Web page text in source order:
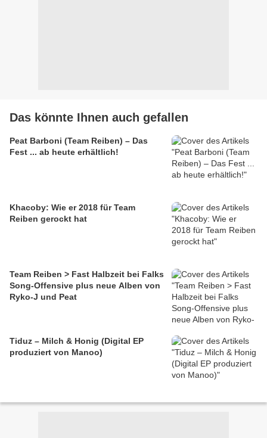
Das könnte Ihnen auch gefallen
Peat Barboni (Team Reiben) – Das
Fest ... ab heute erhältlich!
Khacoby: Wie er 2018 für Team
Reiben gerockt hat
Team Reiben > Fast Halbzeit bei Falks
Song-Offensive plus neue Alben von
Ryko-J und Peat
Tiduz – Milch & Honig (Digital EP
produziert von Manoo)